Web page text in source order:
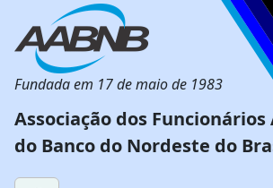
Fundada em 17 de maio de 1983
Associação dos
do Banco do Nordeste do